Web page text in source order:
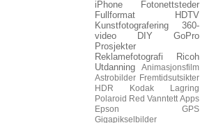
iPhone
Fotonettsteder
Fullformat
HDTV
Kunstfotografering
360-
video
DIY
GoPro
Prosjekter
Reklamefotografi
Ricoh
Utdanning
Animasjonsfilm
Astrobilder Fremtidsutsikter
HDR
Kodak
Lagring
Polaroid Red Vanntett Apps
Epson
GPS
Gigapikselbilder